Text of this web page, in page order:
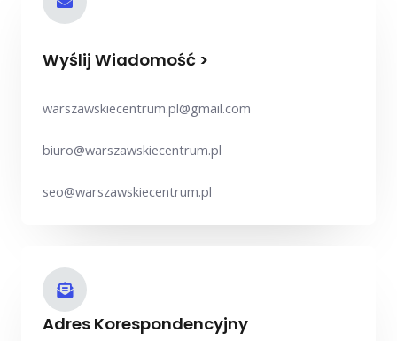
Wyślij Wiadomość >
warszawskiecentrum.pl@gmail.com
biuro@warszawskiecentrum.pl
seo@warszawskiecentrum.pl
Adres Korespondencyjny